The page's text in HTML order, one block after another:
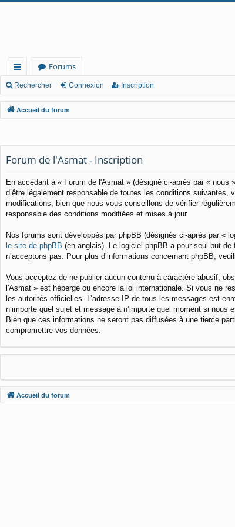
ac
co
ur
Forums
Rechercher Connexion Inscription
Accueil du forum
Forum de l'Asmat - Inscription
En accédant à « Forum de l'Asmat » (désigné ci-après par «
d’être légalement responsable de toutes les conditions
modifications, bien que nous vous conseillons de vérifier
responsable des conditions modifiées et mises à jour.
Nos forums sont développés par phpBB (désignés ci-après par «
le site de phpBB (en anglais). Le logiciel phpBB a pour seul but
n’acceptons pas. Pour plus d’informations concernant phpBB,
Vous acceptez de ne publier aucun contenu à caractère abusif,
l'Asmat » est hébergé ou encore la loi internationale. Si vous ne
les autorités officielles. L’adresse IP de tous les messages est
n’importe quel sujet et message à n’importe quel moment si
Bien que ces informations ne seront pas diffusées à une tierce
compromettre vos données.
Accueil du forum